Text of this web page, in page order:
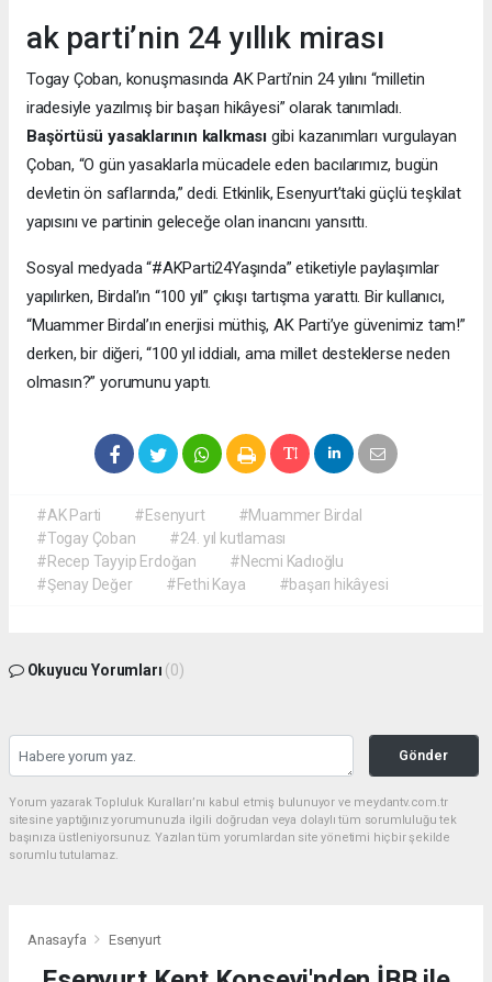
ak parti’nin 24 yıllık mirası
Togay Çoban, konuşmasında AK Parti’nin 24 yılını “milletin
iradesiyle yazılmış bir başarı hikâyesi” olarak tanımladı.
Başörtüsü yasaklarının kalkması gibi kazanımları vurgulayan
Çoban, “O gün yasaklarla mücadele eden bacılarımız, bugün
devletin ön saflarında,” dedi. Etkinlik, Esenyurt’taki güçlü teşkilat
yapısını ve partinin geleceğe olan inancını yansıttı.
Sosyal medyada “#AKParti24Yaşında” etiketiyle paylaşımlar
yapılırken, Birdal’ın “100 yıl” çıkışı tartışma yarattı. Bir kullanıcı,
“Muammer Birdal’ın enerjisi müthiş, AK Parti’ye güvenimiz tam!”
derken, bir diğeri, “100 yıl iddialı, ama millet desteklerse neden
olmasın?” yorumunu yaptı.
#AK Parti #Esenyurt
#Muammer Birdal
#Togay Çoban
#24. yıl kutlaması
#Recep Tayyip Erdoğan
#Necmi Kadıoğlu
#Şenay Değer
#Fethi Kaya #başarı hikâyesi
Okuyucu Yorumları (0)
Gönder
Yorum yazarak Topluluk Kuralları’nı kabul etmiş bulunuyor ve meydantv.com.tr
sitesine yaptığınız yorumunuzla ilgili doğrudan veya dolaylı tüm sorumluluğu tek
başınıza üstleniyorsunuz. Yazılan tüm yorumlardan site yönetimi hiçbir şekilde
sorumlu tutulamaz.
Anasayfa Esenyurt